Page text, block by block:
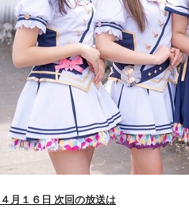
４月１６日 次回の放送は